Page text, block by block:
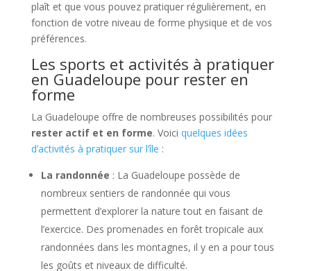
plaît et que vous pouvez pratiquer régulièrement, en
fonction de votre niveau de forme physique et de vos
préférences.
Les sports et activités à pratiquer
en Guadeloupe pour rester en
forme
La Guadeloupe offre de nombreuses possibilités pour
rester actif et en forme. Voici quelques idées
d’activités à pratiquer sur l’île :
La randonnée : La Guadeloupe possède de
nombreux sentiers de randonnée qui vous
permettent d’explorer la nature tout en faisant de
l’exercice. Des promenades en forêt tropicale aux
randonnées dans les montagnes, il y en a pour tous
les goûts et niveaux de difficulté.